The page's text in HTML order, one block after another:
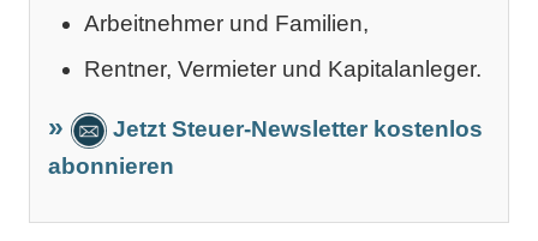
Arbeitnehmer und Familien,
Rentner, Vermieter und Kapitalanleger.
Jetzt Steuer-Newsletter kostenlos
abonnieren